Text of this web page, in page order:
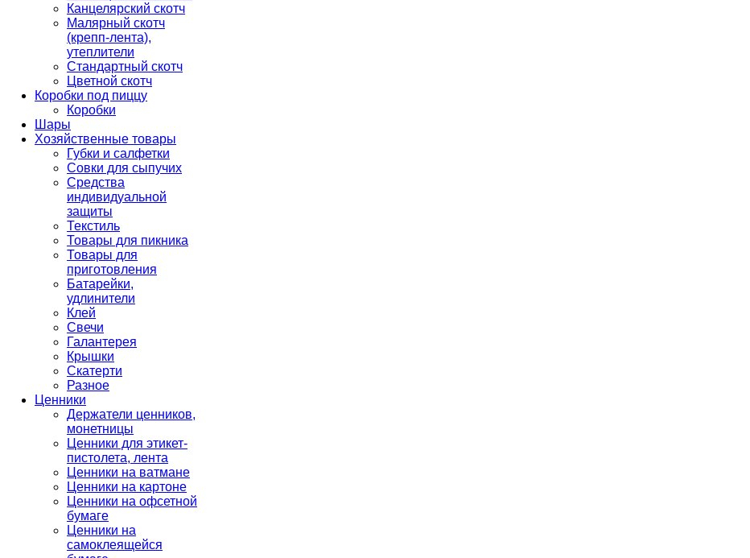
Канцелярский скотч
Малярный скотч
(крепп-лента),
утеплители
Стандартный скотч
Цветной скотч
Коробки под пиццу
Коробки
Шары
Хозяйственные товары
Губки и салфетки
Совки для сыпучих
Средства
индивидуальной
защиты
Текстиль
Товары для пикника
Товары для
приготовления
Батарейки,
удлинители
Клей
Свечи
Галантерея
Крышки
Скатерти
Разное
Ценники
Держатели ценников,
монетницы
Ценники для этикет-
пистолета, лента
Ценники на ватмане
Ценники на картоне
Ценники на офсетной
бумаге
Ценники на
самоклеящейся